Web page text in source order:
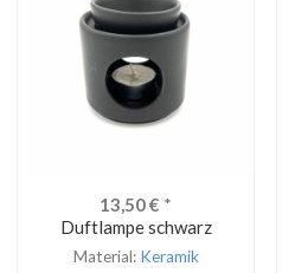
13,50€ *
Duftlampe schwarz
Material: Keramik